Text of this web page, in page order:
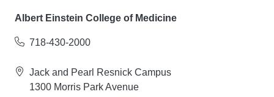
Albert Einstein College of Medicine
718-430-2000
Jack and Pearl Resnick Campus
1300 Morris Park Avenue